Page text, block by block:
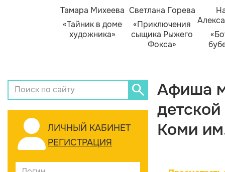
Тамара Михеева
«Тайник в доме
художника»
Светлана Горева
«Приключения
сыщика Рыжего
Фокса»
ЛИЧНЫЙ КАБИНЕТ
РЕГИСТРАЦИЯ
Афиша
Коми